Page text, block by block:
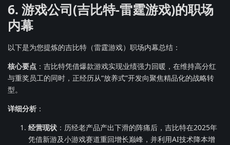
6. 游戏公司(吉比特-雷霆游戏)的职场
内幕
以下是为您提炼的吉比特（雷霆游戏）职场内幕总结：
核心要点 ：吉比特凭借爆款游戏实现业绩强力回暖，在维持高分红
与重奖员工的同时，正经历从“放养式”开发向聚焦精品化的战略转
型。
详细分析 ：
经营现状 ：历经老产品产出下滑的阵痛后，吉比特在2025年
凭借新游及小游戏赛道重回增长巅峰，并利用AI技术降本增